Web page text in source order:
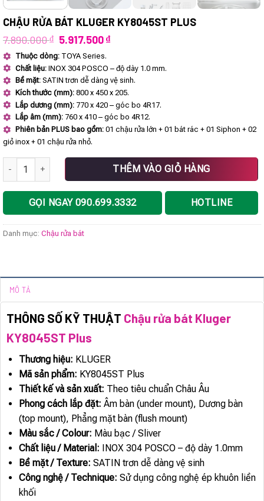
CHẬU RỬA BÁT KLUGER KY8045ST PLUS
7.890.000₫ Giá
là:
7.890.000 ₫.
5.917.500₫Giá
là:
5.917.500 ₫.
Thuộc dòng: TOYA Series.
Chất liệu: INOX 304 POSCO – độ dày 1.0 mm.
Bề mặt: SATIN trơn dễ dàng vệ sinh.
Kích thước (mm): 800 x 450 x 205.
Lắp dương (mm): 770 x 420 – góc bo 4R17.
Lắp âm (mm): 760 x 410 – góc bo 4R12.
Phiên bản PLUS bao gồm: 01 chậu rửa lớn + 01 bát rác + 01 Siphon + 02
giỏ inox + 01 chậu rửa nhỏ.
Chậu rửa bát Kluger KY8045ST Plus số lượng
THÊM VÀO GIỎ HÀNG
GỌI NGAY 090.699.3332 HOTLINE
Danh mục: Chậu rửa bát
MÔ TẢ
THÔNG SỐ KỸ THUẬT Chậu rửa bát Kluger
KY8045ST Plus
Thương hiệu: KLUGER
Mã sản phẩm: KY8045ST Plus
Thiết kế và sản xuất: Theo tiêu chuẩn Châu Âu
Phong cách lắp đặt: Âm bàn (under mount), Dương bàn
(top mount), Phẳng mặt bàn (flush mount)
Màu sắc / Colour: Màu bạc / Sliver
Chất liệu / Material: INOX 304 POSCO – độ dày 1.0mm
Bề mặt / Texture: SATIN trơn dễ dàng vệ sinh
Công nghệ / Technique: Sử dụng công nghệ ép khuôn liền
khối